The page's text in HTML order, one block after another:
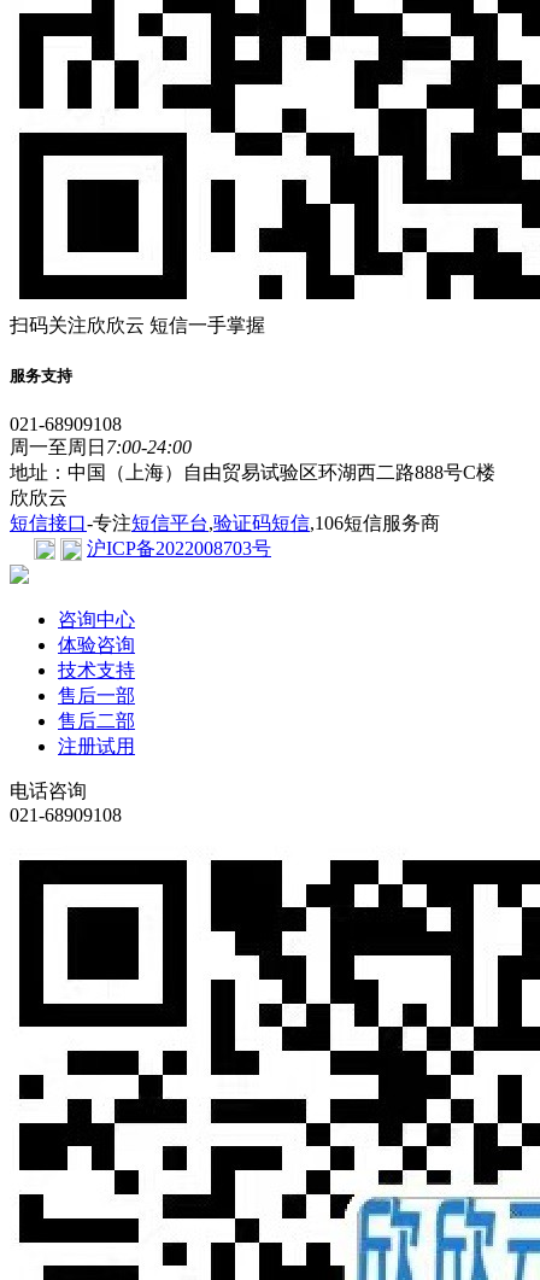
扫码关注欣欣云 短信一手掌握
服务支持
021-68909108
周一至周日 7:00-24:00
地址：中国（上海）自由贸易试验区环湖西二路888号C楼
欣欣云
短信接口-专注短信平台,验证码短信,106短信服务商
沪ICP备2022008703号
咨询中心
体验咨询
技术支持
售后一部
售后二部
注册试用
电话咨询
021-68909108